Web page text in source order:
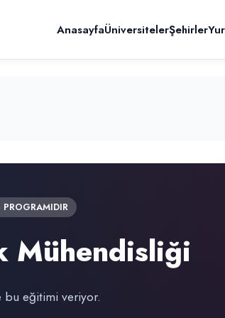
AnasayfaÜniversitelerŞehirler
Mühendisliği
bu eğitimi veriyor.